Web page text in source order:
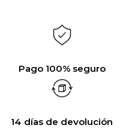
Pago 100% seguro
14 días de devolución